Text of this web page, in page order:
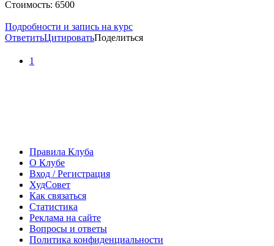
Стоимость: 6500
Подробности и запись на курс
ОтветитьЦитироватьПоделиться
1
Правила Клуба
О Клубе
Вход / Регистрация
ХудСовет
Как связаться
Статистика
Реклама на сайте
Вопросы и ответы
Политика конфиденциальности